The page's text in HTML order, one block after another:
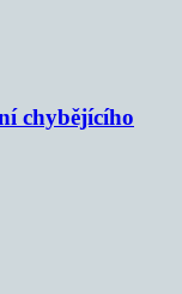
chybějícího